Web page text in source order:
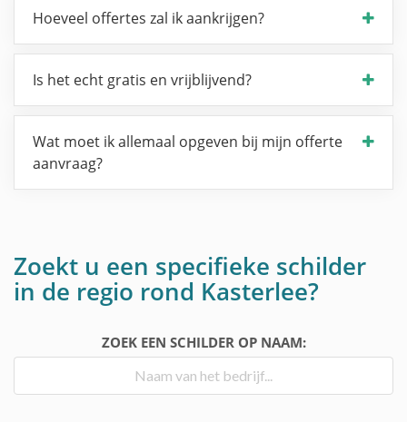
Hoeveel offertes zal ik aankrijgen?
Is het echt gratis en vrijblijvend?
Wat moet ik allemaal opgeven bij mijn offerte
aanvraag?
Zoekt u een specifieke schilder
in de regio rond Kasterlee?
ZOEK EEN SCHILDER OP NAAM: